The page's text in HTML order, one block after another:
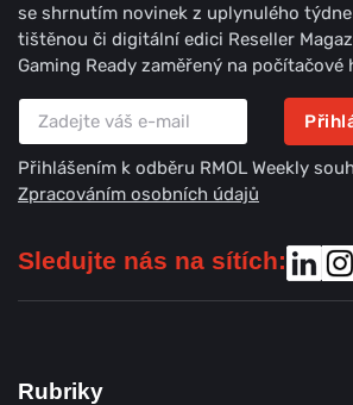
se shrnutím novinek z uplynulého
tištěnou či digitální edici Reseller
Gaming Ready zaměřený na počítačové
Přihlášením k odběru RMOL Weekly
Zpracováním osobních údajů
Sledujte nás na sítích:
Rubriky